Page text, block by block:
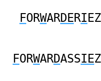
FORWARDERI EZ
FORWARDASSIEZ